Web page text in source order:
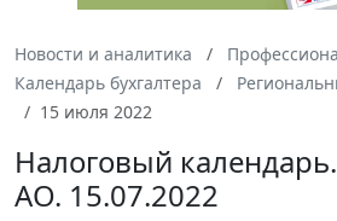
Новости и аналитика
Календарь бухгалтера
15 июля 2022
Налоговый
АО. 15.07.2022